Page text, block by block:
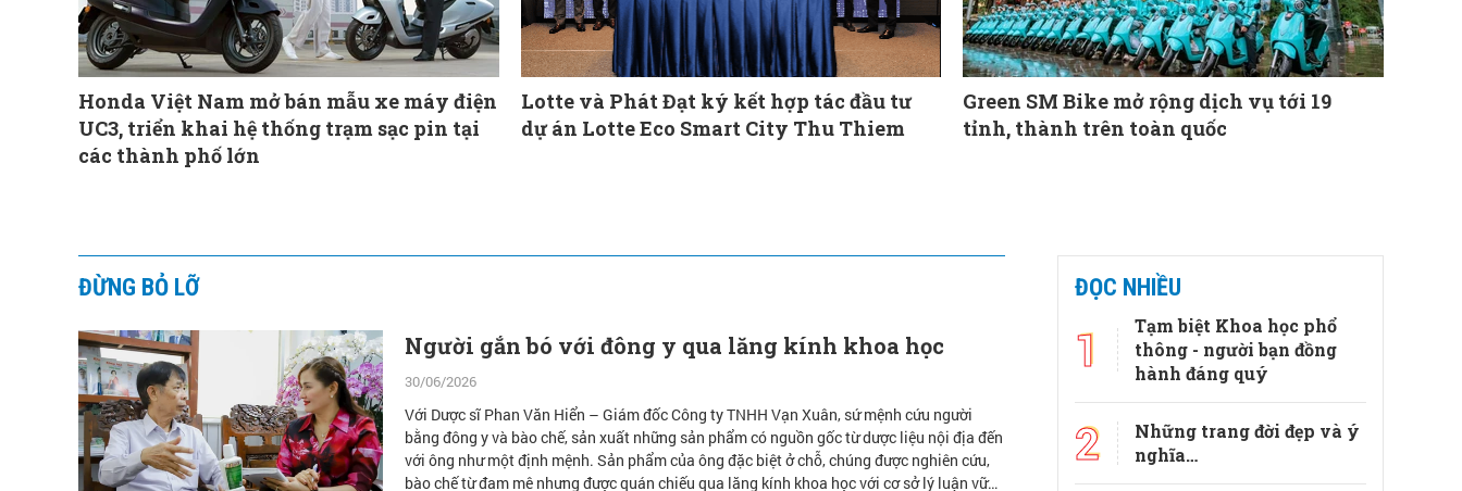
Honda Việt Nam mở bán mẫu xe máy điện
UC3, triển khai hệ thống trạm sạc pin tại
các thành phố lớn
Lotte và Phát Đạt ký kết hợp tác đầu tư
dự án Lotte Eco Smart City Thu Thiem
Green SM Bike mở rộng dịch vụ tới 19
tỉnh, thành trên toàn quốc
ĐỪNG BỎ LỠ
Người gắn bó với đông y qua lăng kính khoa học
30/06/2026
Với Dược sĩ Phan Văn Hiển – Giám đốc Công ty TNHH Vạn Xuân, sứ mệnh cứu người
bằng đông y và bào chế, sản xuất những sản phẩm có nguồn gốc từ dược liệu nội địa đến
với ông như một định mệnh. Sản phẩm của ông đặc biệt ở chỗ, chúng được nghiên cứu,
bào chế từ đam mê nhưng được quán chiếu qua lăng kính khoa học với cơ sở lý luận vững
ĐỌC NHIỀU
1
Tạm biệt Khoa học phổ
thông - người bạn đồng
hành đáng quý
2
Những trang đời đẹp và ý
nghĩa…